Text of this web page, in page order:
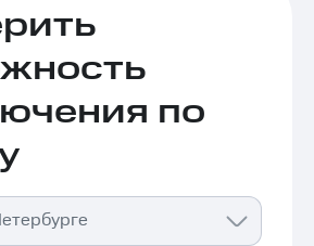
по